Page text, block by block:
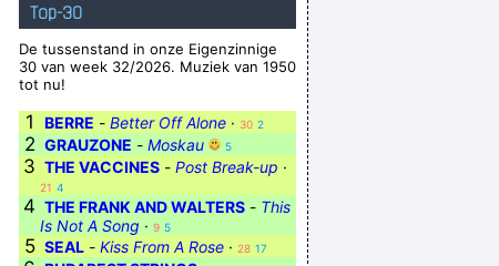
Top-30
De tussenstand in onze Eigenzinnige
30 van week 32/2026. Muziek van 1950
tot nu!
1 BERRE - Better Off Alone · 30 2
2 GRAUZONE - Moskau 5
3 THE VACCINES - Post Break-up ·
21 4
4 THE FRANK AND WALTERS - This
Is Not A Song · 9 5
5 SEAL - Kiss From A Rose · 28 17